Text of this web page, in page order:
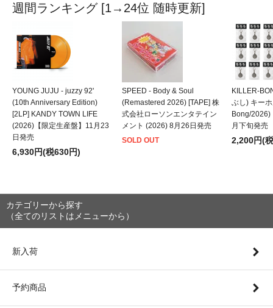
週間ランキング [1→24位 随時更新]
YOUNG JUJU - juzzy 92'
(10th Anniversary Edition)
[2LP] KANDY TOWN LIFE
(2026)【限定生産盤】11月23
日発売
6,930円(税630円)
SPEED - Body & Soul
(Remastered 2026) [TAPE] 株
式会社ローソンエンタテイン
メント (2026) 8月26日発売
SOLD OUT
KILLER-
ぶし) キー
Bong/2026)
月下旬発売
2,200円(
カテゴリーから探す
（全てのリストはメニューから）
新入荷
予約商品